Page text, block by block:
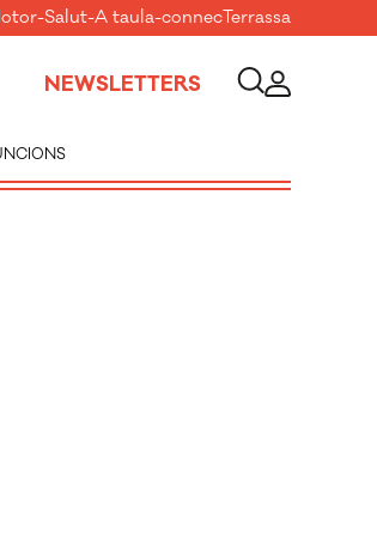
-Salut-A taula-connecTerrassa
NEWSLETTERS